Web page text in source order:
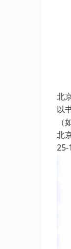
北
以
北
25-